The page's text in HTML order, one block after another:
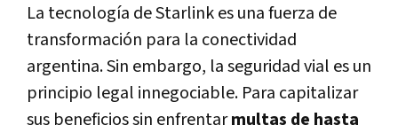
La tecnología de Starlink es una fuerza de
transformación para la conectividad
argentina. Sin embargo, la seguridad vial es un
principio legal innegociable. Para capitalizar
sus beneficios sin enfrentarmultas de hasta